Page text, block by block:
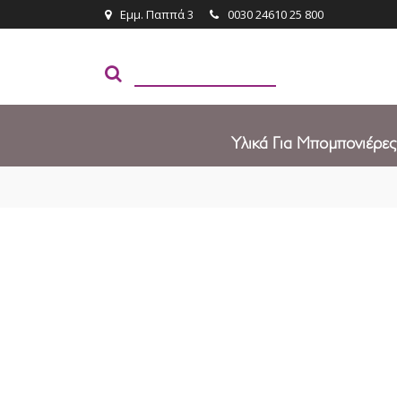
Εμμ. Παππά 3 0030 24610 25 800
Υλικά Για Μπομπονιέρες